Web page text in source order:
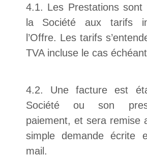
4.1. Les Prestations sont
la Société aux tarifs
l’Offre. Les tarifs
TVA incluse le cas
4.2. Une facture est
Société ou son
paiement, et sera remise
simple demande écrite
mail.